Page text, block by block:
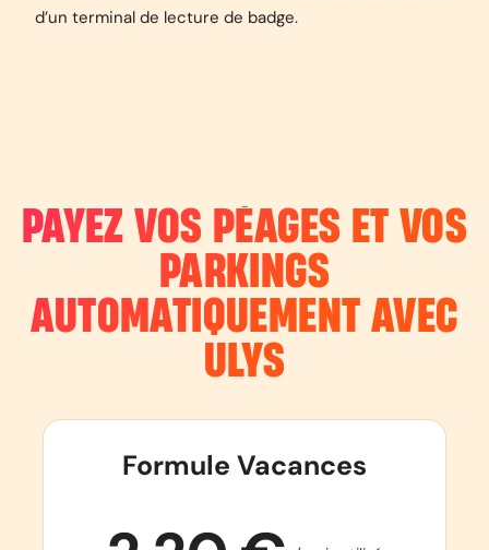
d’un terminal de lecture de badge.
PAYEZ VOS PÉAGES ET VOS
PARKINGS
AUTOMATIQUEMENT AVEC
ULYS
Formule Vacances